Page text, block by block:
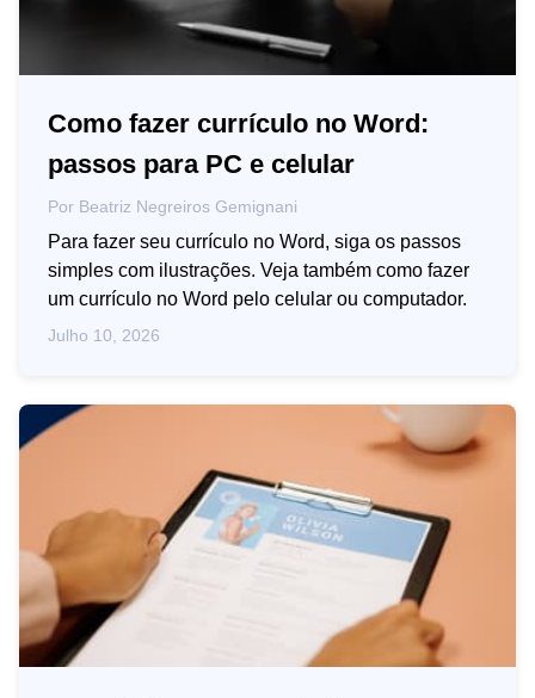
Como fazer currículo no Word:
passos para PC e celular
Por Beatriz Negreiros Gemignani
Para fazer seu currículo no Word, siga os passos
simples com ilustrações. Veja também como fazer
um currículo no Word pelo celular ou computador.
Julho 10, 2026